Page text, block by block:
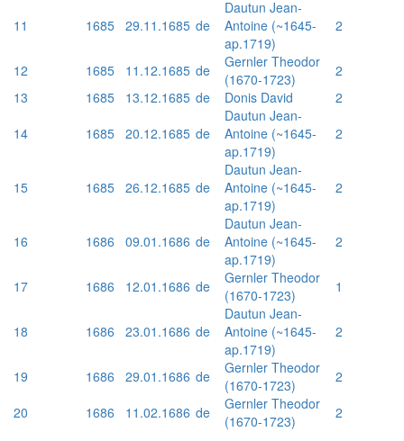
11 1685 29.11.1685 de
Dautun Jean-
Antoine (~1645-
ap.1719)
2
12 1685 11.12.1685 de
Gernler Theodor
(1670-1723)
2
13
1685 13.12.1685 de Donis David
2
14
1685 20.12.1685 de
Dautun Jean-
Antoine (~1645-
ap.1719)
2
15 1685 26.12.1685 de
Dautun Jean-
Antoine (~1645-
ap.1719)
2
16 1686 09.01.1686 de
Dautun Jean-
Antoine (~1645-
ap.1719)
2
17 1686 12.01.1686 de
Gernler Theodor
(1670-1723)
1
18 1686 23.01.1686 de
Dautun Jean-
Antoine (~1645-
ap.1719)
2
19 1686 29.01.1686 de
Gernler Theodor
(1670-1723)
2
20
1686 11.02.1686 de
Gernler Theodor
(1670-1723)
2